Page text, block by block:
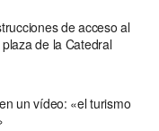
de acceso al
de la Catedral
un vídeo: «el turismo